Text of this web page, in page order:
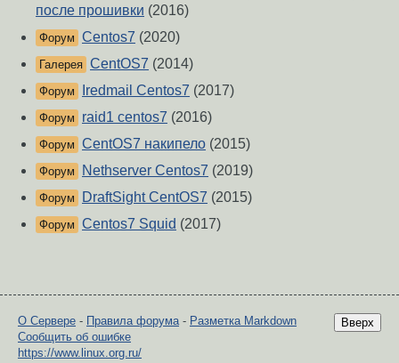
после прошивки (2016)
Форум Centos7 (2020)
Галерея CentOS7 (2014)
Форум Iredmail Centos7 (2017)
Форум raid1 centos7 (2016)
Форум CentOS7 накипело (2015)
Форум Nethserver Centos7 (2019)
Форум DraftSight CentOS7 (2015)
Форум Centos7 Squid (2017)
Вверх
О Сервере - Правила форума- Разметка Markdown
Сообщить об ошибке
https://www.linux.org.ru/